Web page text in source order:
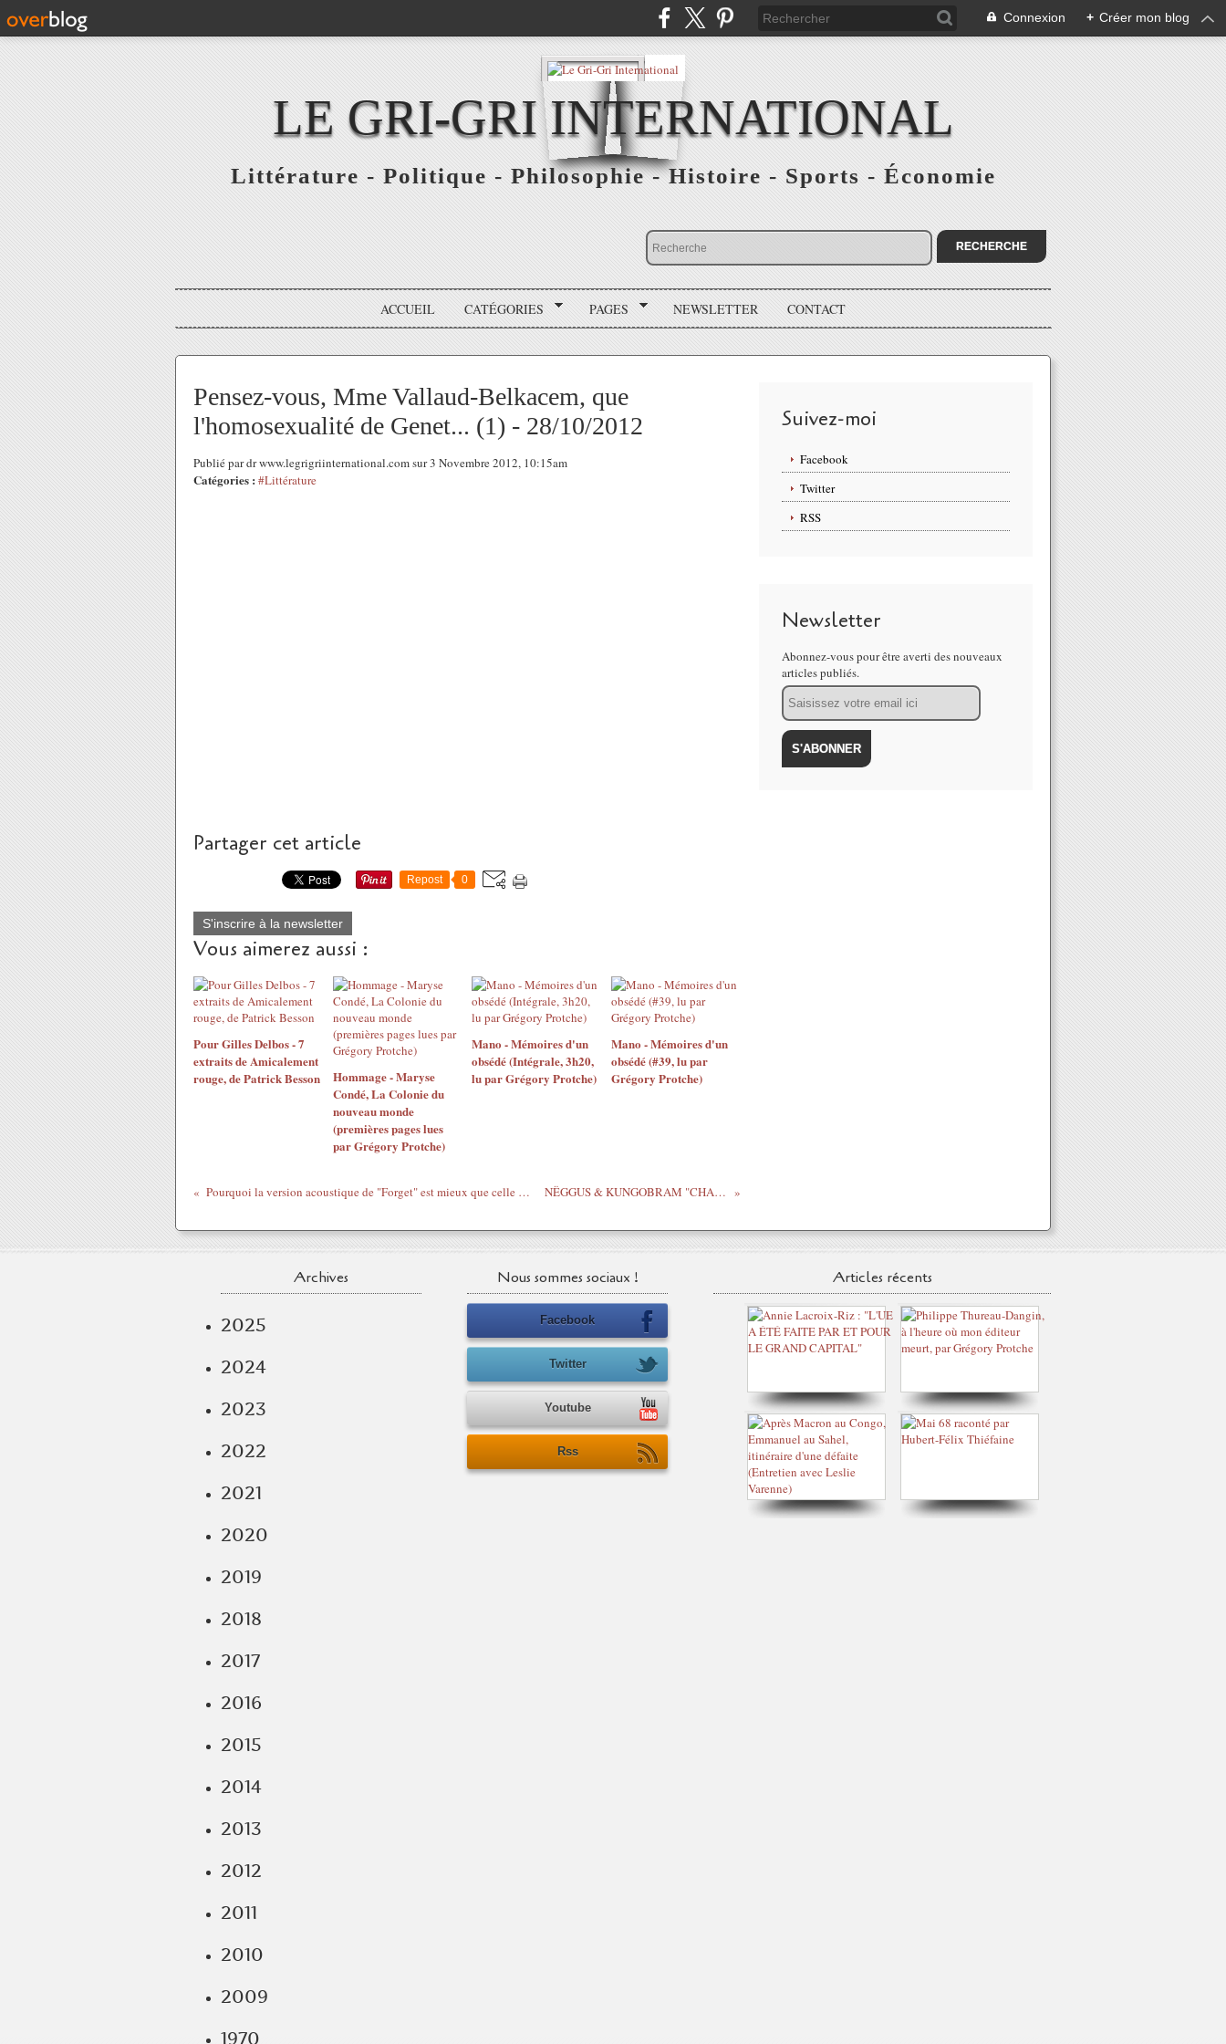
Connexion + Créer mon blog
LE GRI-GRI INTERNATIONAL
Littérature - Politique - Philosophie - Histoire - Sports - Économie
ACCUEIL CATÉGORIES PAGES NEWSLETTER CONTACT
Pensez-vous, Mme Vallaud-Belkacem, que
l'homosexualité de Genet... (1) - 28/10/2012
Publié par dr www.legrigriinternational.com sur 3 Novembre 2012, 10:15am
Catégories : #Littérature
Partager cet article
Repost 0
S'inscrire à la newsletter
Vous aimerez aussi :
Pour Gilles Delbos - 7
extraits de Amicalement
rouge, de Patrick Besson
Hommage - Maryse
Condé, La Colonie du
nouveau monde
(premières pages lues
par Grégory Protche)
Mano - Mémoires d'un
obsédé (Intégrale, 3h20,
lu par Grégory Protche)
Mano - Mémoires d'un
obsédé (#39, lu par
Grégory Protche)
Pourquoi la version acoustique de "Forget" est mieux que celle du disque - Lianne La Havas par Princess Erika NËGGUS & KUNGOBRAM "CHANTS, SUEUR ET LARMES"
Suivez-moi
Facebook
Twitter
RSS
Newsletter
Abonnez-vous pour être averti des nouveaux
articles publiés.
Email
Archives
2025
2024
2023
2022
2021
2020
2019
2018
2017
2016
2015
2014
2013
2012
2011
2010
2009
1970
Nous sommes sociaux !
Facebook
Twitter
Youtube
Rss
Articles récents